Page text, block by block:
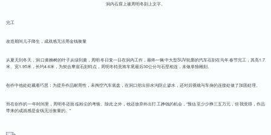
洞内石窟上被周明冬刻上文字。
完工
改造期间儿子降生，成就感无法用金钱衡量
从夏天到冬天，洞口黄桷树的叶子从绿到黄，周明冬日复一日在洞内工作，最终一辆中大型SUV轮廓的汽车石刻在马年春节完工，其高1.7
米、宽1.95米，长约4.6米，为契合摩崖石刻特点，周明冬特意将车尾最后30公分与石壁相连，未做单独雕刻。
创作中他处处藏着巧思：为提升作品耐用性，未掏空汽车底盘，在洞口挖出排水沟防止渗水，还对后视镜与车身的连接处做了加固处理。
而在创作的一年时间里，周明冬还面临粉尘的考验。除此之外，他还放弃外出打工挣钱的机会，“预估至少少挣三五万元，但我觉得，作品
带来的成就感是金钱无法衡量的。”